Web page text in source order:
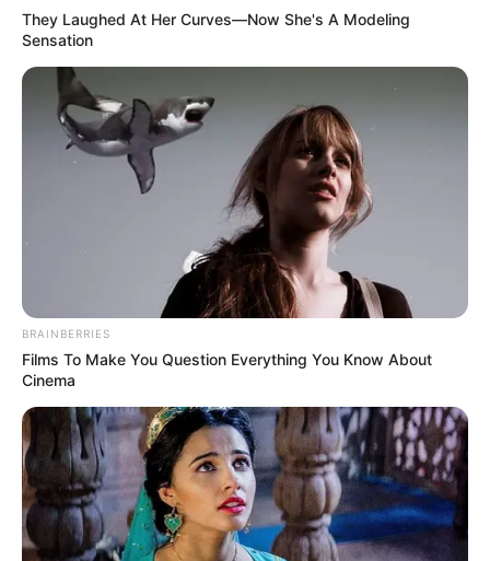
propuestas más modernas y exclusivas.
Sin embargo, expertos recomiendan utilizar
estas tarjetas con responsabilidad. Aunque
ofrecen enormes beneficios, también suelen
incluir cuotas anuales elevadas y tasas de
interés importantes si no se manejan
They Laughed At Her Curves—Now She's A Modeling
Sensation
BRAINBERRIES
Films To Make You Question Everything You Know About
Cinema